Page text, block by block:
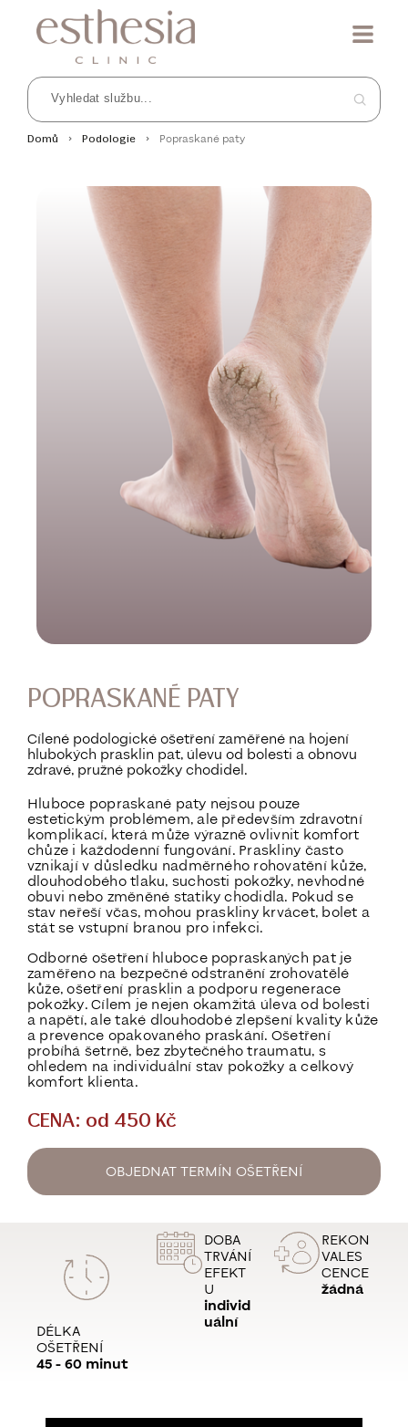
Domů Podologie Popraskané paty
POPRASKANÉ PATY
Cílené podologické ošetření zaměřené na hojení
hlubokých prasklin pat, úlevu od bolesti a obnovu
zdravé, pružné pokožky chodidel.
Hluboce popraskané paty nejsou pouze
estetickým problémem, ale především zdravotní
komplikací, která může výrazně ovlivnit komfort
chůze i každodenní fungování. Praskliny často
vznikají v důsledku nadměrného rohovatění kůže,
dlouhodobého tlaku, suchosti pokožky, nevhodné
obuvi nebo změněné statiky chodidla. Pokud se
stav neřeší včas, mohou praskliny krvácet, bolet a
stát se vstupní branou pro infekci.
Odborné ošetření hluboce popraskaných pat je
zaměřeno na bezpečné odstranění zrohovatělé
kůže, ošetření prasklin a podporu regenerace
pokožky. Cílem je nejen okamžitá úleva od bolesti
a napětí, ale také dlouhodobé zlepšení kvality kůže
a prevence opakovaného praskání. Ošetření
probíhá šetrně, bez zbytečného traumatu, s
ohledem na individuální stav pokožky a celkový
komfort klienta.
CENA: od 450 Kč
OBJEDNAT TERMÍN OŠETŘENÍ
DÉLKA
OŠETŘENÍ
45 - 60 minut
DOBA
TRVÁNÍ
EFEKT
U
individ
uální
REKON
VALES
CENCE
žádná